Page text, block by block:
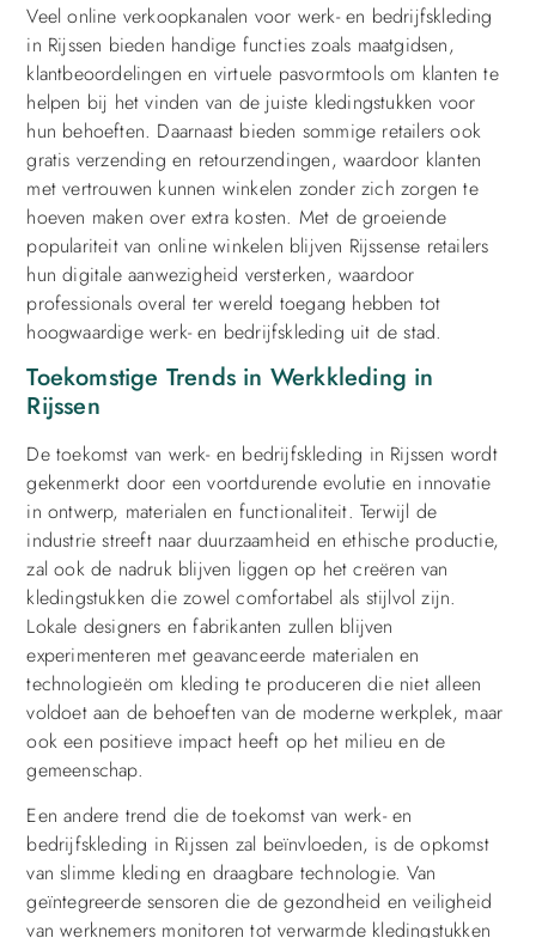
Veel online verkoopkanalen voor werk- en bedrijfskleding
in Rijssen bieden handige functies zoals maatgidsen,
klantbeoordelingen en virtuele pasvormtools om klanten te
helpen bij het vinden van de juiste kledingstukken voor
hun behoeften. Daarnaast bieden sommige retailers ook
gratis verzending en retourzendingen, waardoor klanten
met vertrouwen kunnen winkelen zonder zich zorgen te
hoeven maken over extra kosten. Met de groeiende
populariteit van online winkelen blijven Rijssense retailers
hun digitale aanwezigheid versterken, waardoor
professionals overal ter wereld toegang hebben tot
hoogwaardige werk- en bedrijfskleding uit de stad.
Toekomstige Trends in Werkkleding in
Rijssen
De toekomst van werk- en bedrijfskleding in Rijssen wordt
gekenmerkt door een voortdurende evolutie en innovatie
in ontwerp, materialen en functionaliteit. Terwijl de
industrie streeft naar duurzaamheid en ethische productie,
zal ook de nadruk blijven liggen op het creëren van
kledingstukken die zowel comfortabel als stijlvol zijn.
Lokale designers en fabrikanten zullen blijven
experimenteren met geavanceerde materialen en
technologieën om kleding te produceren die niet alleen
voldoet aan de behoeften van de moderne werkplek, maar
ook een positieve impact heeft op het milieu en de
gemeenschap.
Een andere trend die de toekomst van werk- en
bedrijfskleding in Rijssen zal beïnvloeden, is de opkomst
van slimme kleding en draagbare technologie. Van
geïntegreerde sensoren die de gezondheid en veiligheid
van werknemers monitoren tot verwarmde kledingstukken